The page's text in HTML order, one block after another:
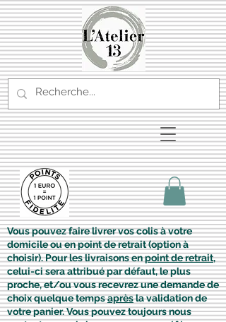
Vous pouvez faire livrer vos colis à votre
domicile ou en point de retrait (option à
choisir). Pour les livraisons enpoint de retrait,
celui-ci sera attribué par défaut, le plus
proche, et/ou vous recevrez une demande de
choix quelque tempsaprèsla validation de
votre panier. Vous pouvez toujours nous